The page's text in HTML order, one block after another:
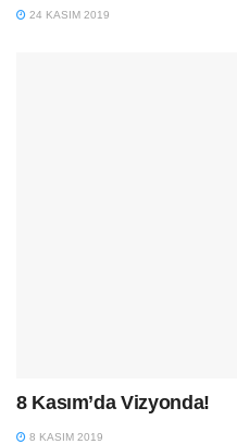
24 KASIM 2019
8 Kasım’da Vizyonda!
8 KASIM 2019